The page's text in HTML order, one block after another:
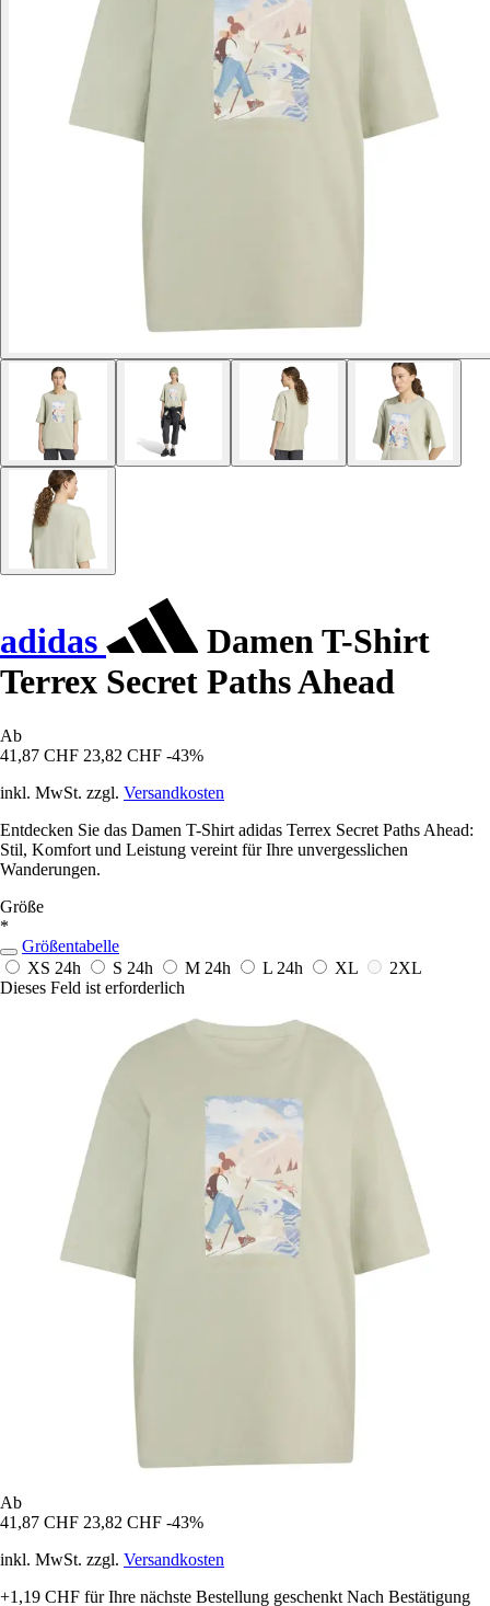
adidas
Damen T-Shirt
Terrex Secret Paths Ahead
Ab
41,87 CHF 23,82 CHF -43%
inkl. MwSt. zzgl. Versandkosten
Entdecken Sie das Damen T-Shirt adidas Terrex Secret Paths Ahead:
Stil, Komfort und Leistung vereint für Ihre unvergesslichen
Wanderungen.
Größe
*
Größentabelle
XS 24h S 24h M 24h L 24h XL
2XL
Dieses Feld ist erforderlich
Ab
41,87 CHF 23,82 CHF -43%
inkl. MwSt. zzgl. Versandkosten
+1,19 CHF für Ihre nächste Bestellung geschenkt Nach Bestätigung